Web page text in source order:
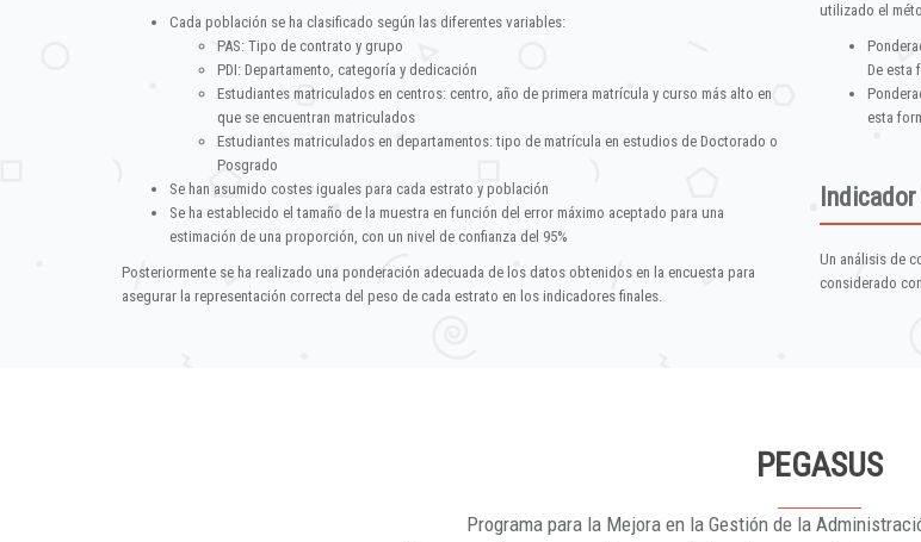
Cada población se ha clasificado según las diferentes variables:
PAS: Tipo de contrato y grupo
PDI: Departamento, categoría y dedicación
Estudiantes matriculados en centros: centro, año de primera matrícula y curso más alto en
que se encuentran matriculados
Estudiantes matriculados en departamentos: tipo de matrícula en estudios de Doctorado o
Posgrado
Se han asumido costes iguales para cada estrato y población
Se ha establecido el tamaño de la muestra en función del error máximo aceptado para una
estimación de una proporción, con un nivel de confianza del 95%
Posteriormente se ha realizado una ponderación adecuada de los datos obtenidos en la encuesta para
asegurar la representación correcta del peso de cada estrato en los indicadores finales.
utilizado el
De esta
esta
Indicador
Un análisis de
considerado
PEGASUS
Programa para la Mejora en la Gestión de la